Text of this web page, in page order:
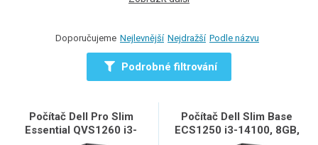
Doporučujeme Nejlevnější Nejdražší Podle názvu
Podrobné filtrování
Počítač Dell Pro Slim
Essential QVS1260 i3-
Počítač Dell Slim Base
ECS1250 i3-14100, 8GB,